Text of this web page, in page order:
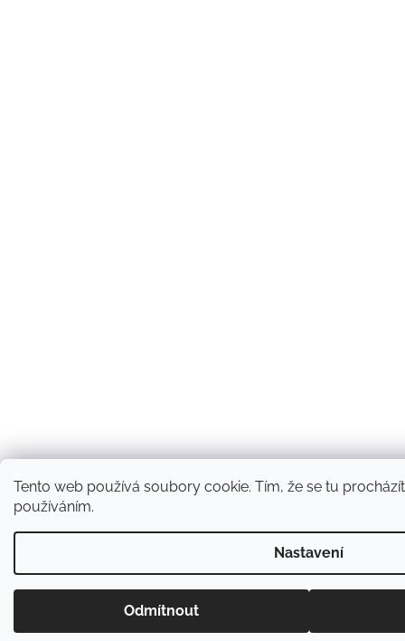
Tento web používá soubory cookie. Tím, že se tu
používáním.
Nastavení
Odmítnout